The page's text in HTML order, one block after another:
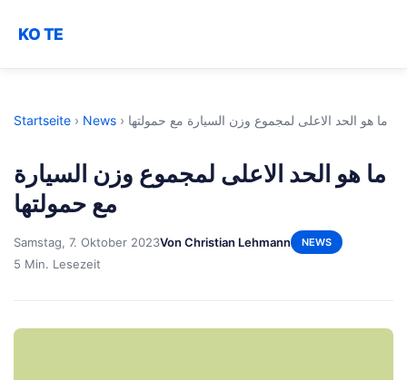
KO TE
Startseite › News › ما هو الحد الاعلى لمجموع وزن السيارة مع حمولتها
ما هو الحد الاعلى لمجموع وزن السيارة
مع حمولتها
Samstag, 7. Oktober 2023Von Christian Lehmann NEWS
5 Min. Lesezeit